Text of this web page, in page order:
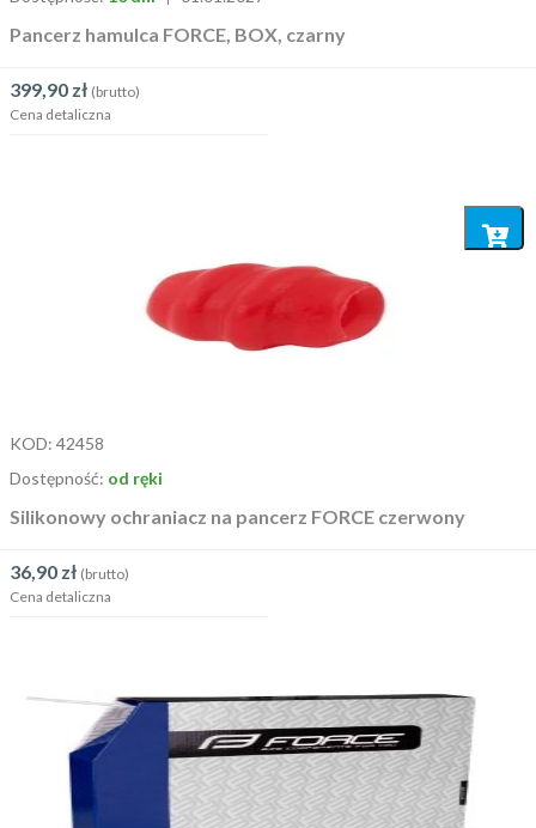
Pancerz hamulca FORCE, BOX, czarny
399,90 zł (brutto)
Cena detaliczna
KOD: 42458
Dostępność: od ręki
Silikonowy ochraniacz na pancerz FORCE czerwony
36,90 zł (brutto)
Cena detaliczna
Dodaj